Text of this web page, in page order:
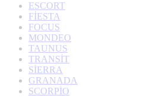
ESCORT
FİESTA
FOCUS
MONDEO
TAUNUS
TRANSİT
SİERRA
GRANADA
SCORPİO